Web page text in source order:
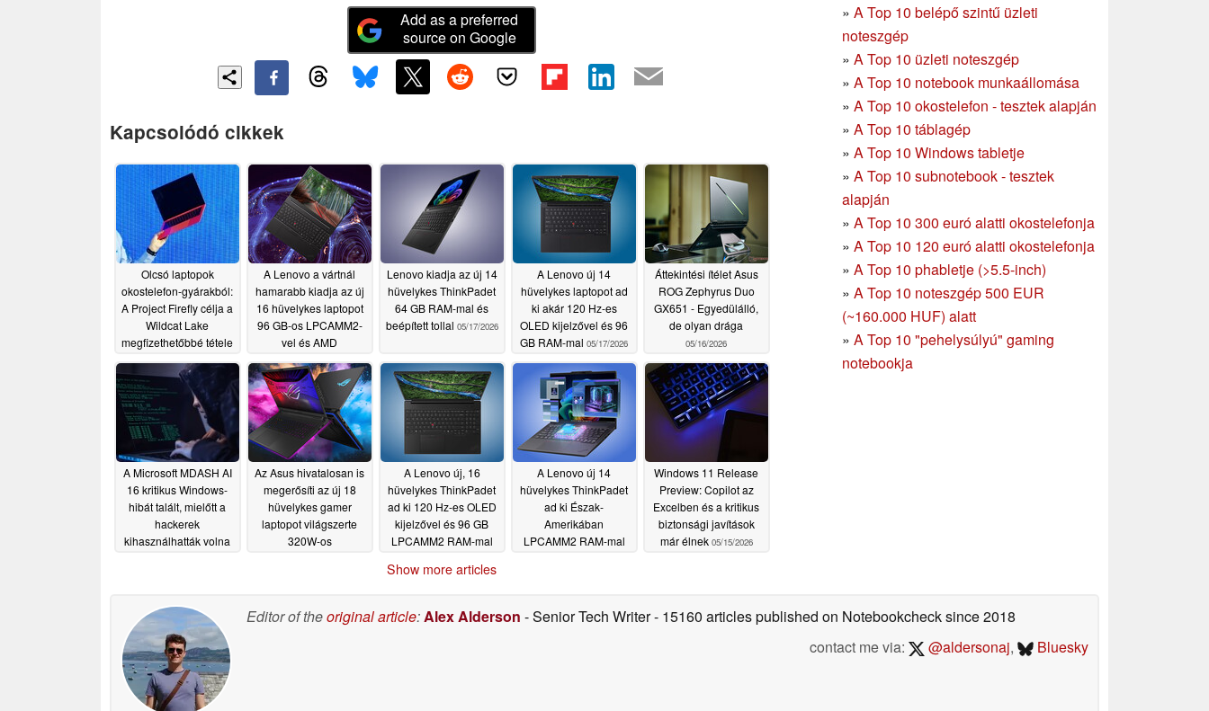
» A Top 10 belépő szintű üzleti
noteszgép
» A Top 10 üzleti noteszgép
» A Top 10 notebook munkaállomása
» A Top 10 okostelefon - tesztek alapján
» A Top 10 táblagép
» A Top 10 Windows tabletje
» A Top 10 subnotebook - tesztek
alapján
» A Top 10 300 euró alatti okostelefonja
» A Top 10 120 euró alatti okostelefonja
» A Top 10 phabletje (>5.5-inch)
» A Top 10 noteszgép 500 EUR
(~160.000 HUF) alatt
» A Top 10 "pehelysúlyú" gaming
notebookja
Add as a preferred
source on Google
Kapcsolódó cikkek
Olcsó laptopok
okostelefon-gyárakból:
A Project Firefly célja a
Wildcat Lake
megfizethetőbbé tétele
05/19/2026
A Lenovo a vártnál
hamarabb kiadja az új
16 hüvelykes laptopot
96 GB-os LPCAMM2-
vel és AMD
05/18/2026
Lenovo kiadja az új 14
hüvelykes ThinkPadet
64 GB RAM-mal és
beépített tollal 05/17/2026
A Lenovo új 14
hüvelykes laptopot ad
ki akár 120 Hz-es
OLED kijelzővel és 96
GB RAM-mal 05/17/2026
Áttekintési ítélet Asus
ROG Zephyrus Duo
GX651 - Egyedülálló,
de olyan drága
05/16/2026
A Microsoft MDASH AI
16 kritikus Windows-
hibát talált, mielőtt a
hackerek
kihasználhatták volna
Az Asus hivatalosan is
megerősíti az új 18
hüvelykes gamer
laptopot világszerte
320W-os
A Lenovo új, 16
hüvelykes ThinkPadet
ad ki 120 Hz-es OLED
kijelzővel és 96 GB
LPCAMM2 RAM-mal
A Lenovo új 14
hüvelykes ThinkPadet
ad ki Észak-
Amerikában
LPCAMM2 RAM-mal
Windows 11 Release
Preview: Copilot az
Excelben és a kritikus
biztonsági javítások
már élnek 05/15/2026
Show more articles
Editor of theoriginal article:Alex Alderson - Senior Tech Writer- 15160 articles published on Notebookchecksince 2018
contact me via:
@aldersonaj, Bluesky